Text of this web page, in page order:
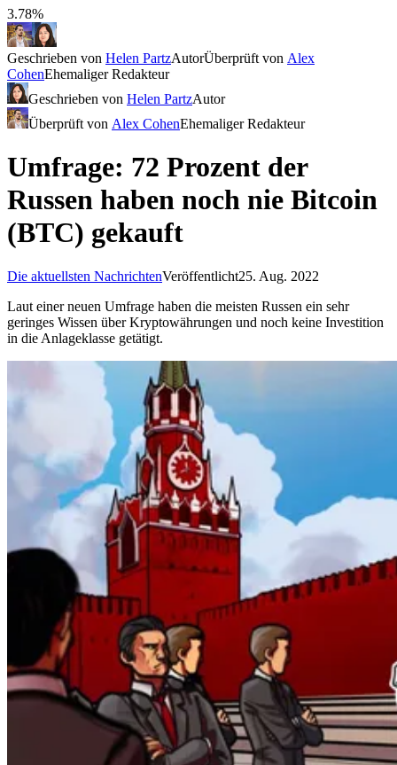
3.78%
Geschrieben von Helen PartzAutorÜberprüft von Alex
CohenEhemaliger Redakteur
Geschrieben von Helen PartzAutor
Überprüft von Alex CohenEhemaliger Redakteur
Umfrage: 72 Prozent der
Russen haben noch nie Bitcoin
(BTC) gekauft
Die aktuellsten NachrichtenVeröffentlicht25. Aug. 2022
Laut einer neuen Umfrage haben die meisten Russen ein sehr
geringes Wissen über Kryptowährungen und noch keine Investition
in die Anlageklasse getätigt.